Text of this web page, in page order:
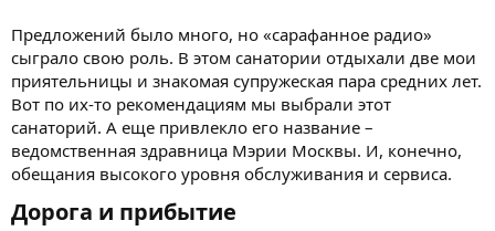
Предложений было много, но «сарафанное радио»
сыграло свою роль. В этом санатории отдыхали две мои
приятельницы и знакомая супружеская пара средних лет.
Вот по их-то рекомендациям мы выбрали этот
санаторий. А еще привлекло его название –
ведомственная здравница Мэрии Москвы. И, конечно,
обещания высокого уровня обслуживания и сервиса.
Дорога и прибытие​